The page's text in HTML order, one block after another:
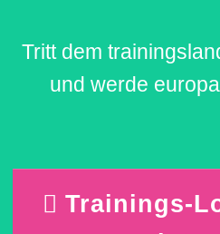
Tritt dem
und werde
Trainings-